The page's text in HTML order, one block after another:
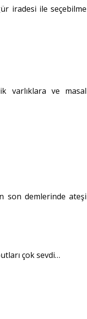
iradesi ile seçebilme
varlıklara ve masal
son demlerinde ateşi
çok sevdi…